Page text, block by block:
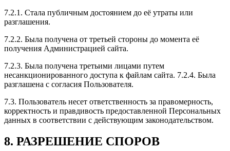
7.2.1. Стала публичным достоянием до её утраты или
разглашения.
7.2.2. Была получена от третьей стороны до момента её
получения Администрацией сайта.
7.2.3. Была получена третьими лицами путем
несанкционированного доступа к файлам сайта. 7.2.4. Была
разглашена с согласия Пользователя.
7.3. Пользователь несет ответственность за правомерность,
корректность и правдивость предоставленной Персональных
данных в соответствии с действующим законодательством.
8. РАЗРЕШЕНИЕ СПОРОВ